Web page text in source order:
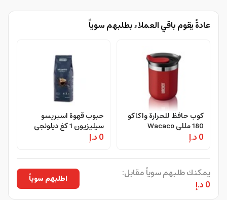
عادةً يقوم باقي العملاء بطلبهم سوياًً
كوب حافظ للحرارة واكاكو
180 مللي Wacaco
Octaroma Classico Mug
0 د.إ
حبوب قهوة اسبريسو
سيليزيون 1 كغ ديلونجي
DeLonghi Selezione
Coffee Beans
0 د.إ
يمكنك طلبهم سوياً مقابل:
0 د.إ
اطلبهم سوياً